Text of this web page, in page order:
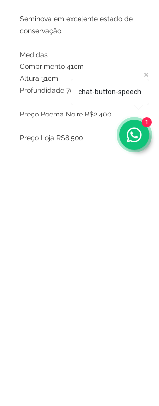
Seminova em excelente estado de
conservação.
Medidas
Comprimento 41cm
Altura 31cm
Profundidade 7cm
Preço Poemä Noire R$2.400
Preço Loja R$8.500
chat-button-speech
1